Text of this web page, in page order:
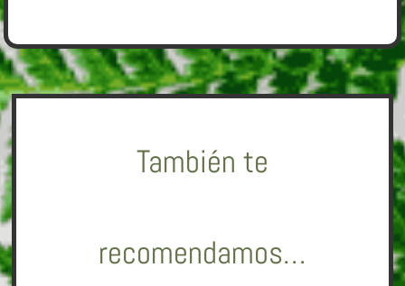
También te
recomendamos…